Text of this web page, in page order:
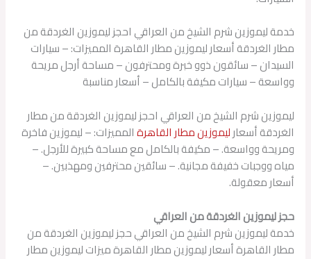
خدمة ليموزين شرم الشيخ من العراقي احجز ليموزين الغردقة من
مطار الغردقة أسعار ليموزين مطار القاهرة المميزات: – سيارات
السيدان – سائقون ذوو خبرة ومحترفون – مساحة أرجل مريحة
وواسعة – سيارات مكيفة بالكامل – أسعار مناسبة
ليموزين شرم الشيخ من العراقي احجز ليموزين الغردقة من مطار
الغردقة أسعارليموزين مطار القاهرةالمميزات: – ليموزين فاخرة
ومريحة وواسعة. – مكيفة بالكامل مع مساحة كبيرة للأرجل. –
مياه ووجبات خفيفة مجانية. – سائقين محترفين ومهذبين. –
أسعار معقولة.
حجز ليموزين الغردقة من العراقي
خدمة ليموزين شرم الشيخ من العراقي حجز ليموزين الغردقة من
مطار القاهرة أسعار ليموزين مطار القاهرة ميزات ليموزين مطار